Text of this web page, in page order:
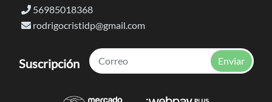
56985018368
rodrigocristidp@gmail.com
Suscripción Enviar